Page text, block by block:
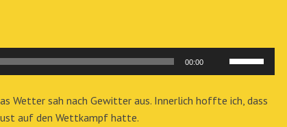
00:00
Hoch/Runter
um
Wetter sah nach Gewitter aus. Innerlich hoffte ich, dass
auf den Wettkampf hatte.